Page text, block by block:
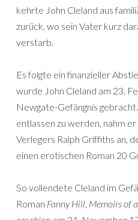
kehrte John Cleland aus
zurück, wo sein Vater kurz
verstarb.
Es folgte ein finanzieller
wurde John Cleland am 23.
Newgate-Gefängnis
entlassen zu werden, nahm
Verlegers Ralph Griffiths an,
einen erotischen Roman 20
So vollendete Cleland im
Roman Fanny Hill, Memoirs of